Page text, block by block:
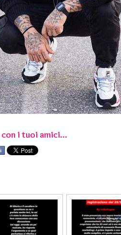
i tuoi amici...